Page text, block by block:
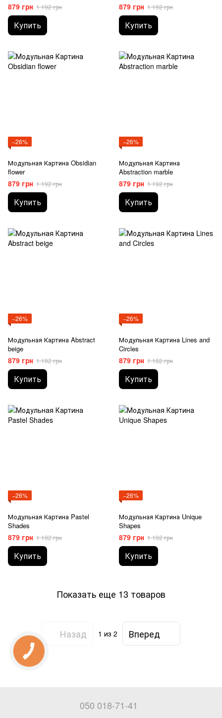
879 грн 1 192 грн
Купить
879 грн 1 192 грн
Купить
−26%
Модульная Картина Obsidian
flower
879 грн 1 192 грн
Купить
−26%
Модульная Картина
Abstraction marble
879 грн 1 192 грн
Купить
−26%
Модульная Картина Abstract
beige
879 грн 1 192 грн
Купить
−26%
Модульная Картина Lines and
Circles
879 грн 1 192 грн
Купить
−26%
Модульная Картина Pastel
Shades
879 грн 1 192 грн
Купить
−26%
Модульная Картина Unique
Shapes
879 грн 1 192 грн
Купить
Показать еще 13 товаров
Назад 1 из 2 Вперед
050 018-71-41